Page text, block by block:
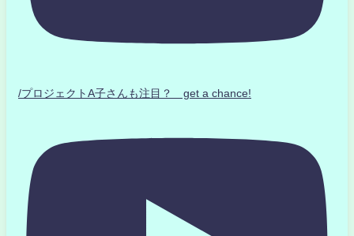
/プロジェクトA子さんも注目？ get a chance!